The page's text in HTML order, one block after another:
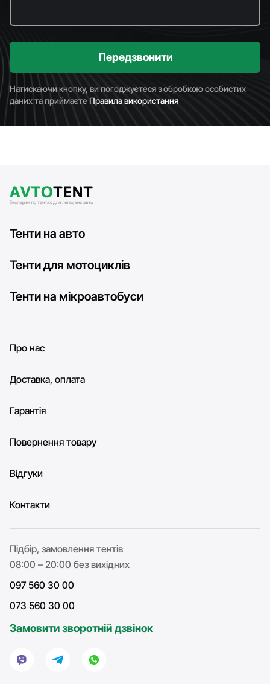
Передзвонити
Натискаючи кнопку, ви погоджуєтеся з обробкою особистих
даних та приймаєтеПравила використання
Тенти на авто
Тенти для мотоциклів
Тенти на мікроавтобуси
Про нас
Доставка, оплата
Гарантія
Повернення товару
Відгуки
Контакти
Підбір, замовлення тентів
08:00 – 20:00 без вихідних
097 560 30 00
073 560 30 00
Замовити зворотній дзвінок